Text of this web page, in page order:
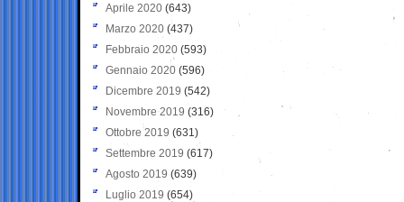
Aprile 2020 (643)
Marzo 2020 (437)
Febbraio 2020 (593)
Gennaio 2020 (596)
Dicembre 2019 (542)
Novembre 2019 (316)
Ottobre 2019 (631)
Settembre 2019 (617)
Agosto 2019 (639)
Luglio 2019 (654)